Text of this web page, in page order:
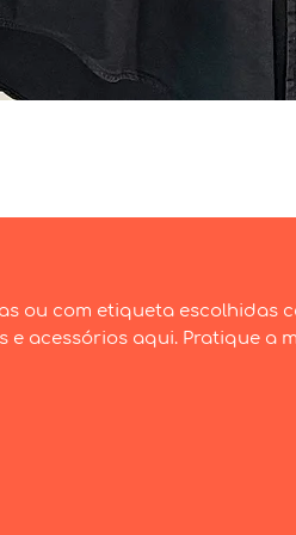
ou com etiqueta escolhidas
e acessórios aqui. Pratique a